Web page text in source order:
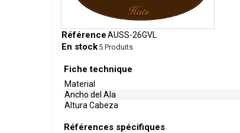
RéférenceAUSS-26GVL
En stock 5 Produits
Fiche technique
Material
Ancho del Ala
Altura Cabeza
Références spécifiques